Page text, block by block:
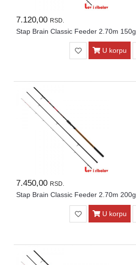
7.120,00 RSD.
Stap Brain Classic Feeder 2.70m 150g
U korpu
7.450,00 RSD.
Stap Brain Classic Feeder 2.70m 200g
U korpu